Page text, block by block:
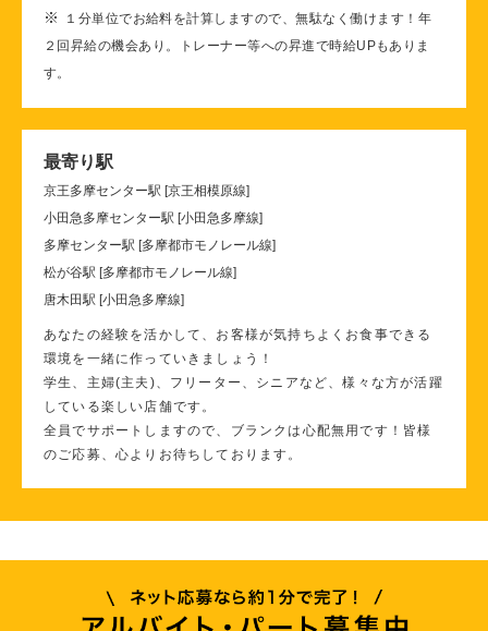
※
１分単位でお給料を計算しますので、無駄なく働けます！年
２回昇給の機会あり。トレーナー等への昇進で時給UPもありま
す。
最寄り駅
京王多摩センター駅 [京王相模原線]
小田急多摩センター駅 [小田急多摩線]
多摩センター駅 [多摩都市モノレール線]
松が谷駅 [多摩都市モノレール線]
唐木田駅 [小田急多摩線]
あなたの経験を活かして、お客様が気持ちよくお食事できる
環境を一緒に作っていきましょう！
学生、主婦(主夫)、フリーター、シニアなど、様々な方が活躍
している楽しい店舗です。
全員でサポートしますので、ブランクは心配無用です！皆様
のご応募、心よりお待ちしております。